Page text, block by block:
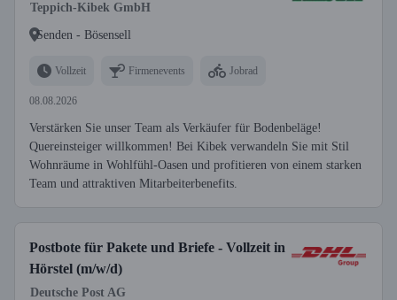
Teppich-Kibek GmbH
Senden - Bösensell
Vollzeit Firmenevents Jobrad
08.08.2026
Verstärken Sie unser Team als Verkäufer für Bodenbeläge!
Quereinsteiger willkommen! Bei Kibek verwandeln Sie mit Stil
Wohnräume in Wohlfühl-Oasen und profitieren von einem starken
Team und attraktiven Mitarbeiterbenefits.
Postbote für Pakete und Briefe - Vollzeit in
Hörstel (m/w/d)
Deutsche Post AG